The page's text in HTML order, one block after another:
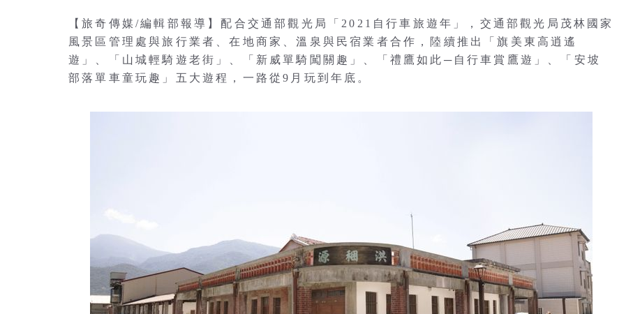
【旅奇傳媒/編輯部報導】配合交通部觀光局「2021自行車旅遊年」，交通部觀光局茂林國家
風景區管理處與旅行業者、在地商家、溫泉與民宿業者合作，陸續推出「旗美東高逍遙
遊」、「山城輕騎遊老街」、「新威單騎闖關趣」、「禮鷹如此─自行車賞鷹遊」、「安坡
部落單車童玩趣」五大遊程，一路從9月玩到年底。